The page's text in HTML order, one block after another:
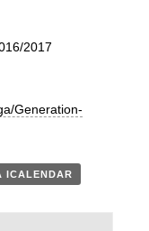
2017
Generation-
ICALENDAR